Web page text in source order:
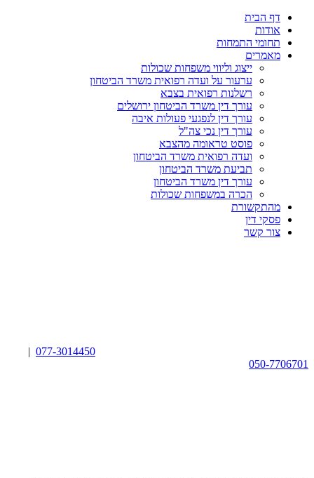
דף הבית
אודות
תחומי התמחות
מאמרים
ייצוג וליווי משפחות שכולות
ערעור על ועדה רפואית משרד הביטחון
רשלנות רפואית בצבא
עורך דין משרד הביטחון ירושלים
עורך דין לנפגעי פעולות איבה
עורך דין נכי צה"ל
פוסט טראומה מהצבא
ועדה רפואית משרד הביטחון
תביעת משרד הביטחון
עורך דין משרד הביטחון
הכרה במשפחות שכולות
מהתקשורת
פסקי דין
צור קשר
077-3014450
|
050-7706701